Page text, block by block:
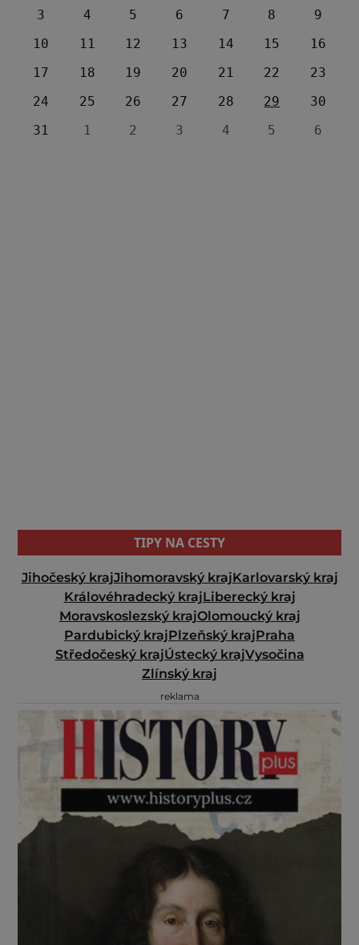
3
4 5 6 7 8
9
10
11 12 13 14 15
16
17
18 19 20 21 22
23
24
25 26 27 28 29
30
31
1 2 3 4 5 6
TIPY NA CESTY
Jihočeský krajJihomoravský krajKarlovarský kraj
Královéhradecký krajLiberecký kraj
Moravskoslezský krajOlomoucký kraj
Pardubický krajPlzeňský krajPraha
Středočeský krajÚstecký krajVysočina
Zlínský kraj
reklama